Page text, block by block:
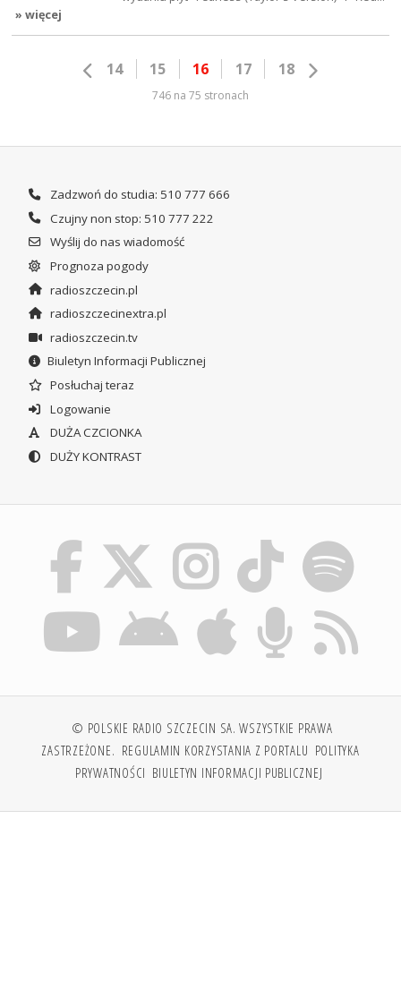
» więcej
14 15 16 17 18
746 na 75 stronach
Zadzwoń do studia: 510 777 666
Czujny non stop: 510 777 222
Wyślij do nas wiadomość
Prognoza pogody
radioszczecin.pl
radioszczecinextra.pl
radioszczecin.tv
Biuletyn Informacji Publicznej
Posłuchaj teraz
Logowanie
DUŻA CZCIONKA
DUŻY KONTRAST
© POLSKIE RADIO SZCZECIN SA. WSZYSTKIE PRAWA
ZASTRZEŻONE. REGULAMIN KORZYSTANIA Z PORTALU POLITYKA
PRYWATNOŚCI BIULETYN INFORMACJI PUBLICZNEJ